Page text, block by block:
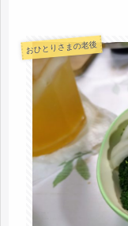
おひとりさまの老後